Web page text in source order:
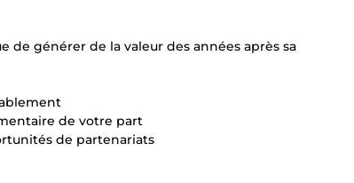
générer de la valeur des années après sa
de votre part
de partenariats